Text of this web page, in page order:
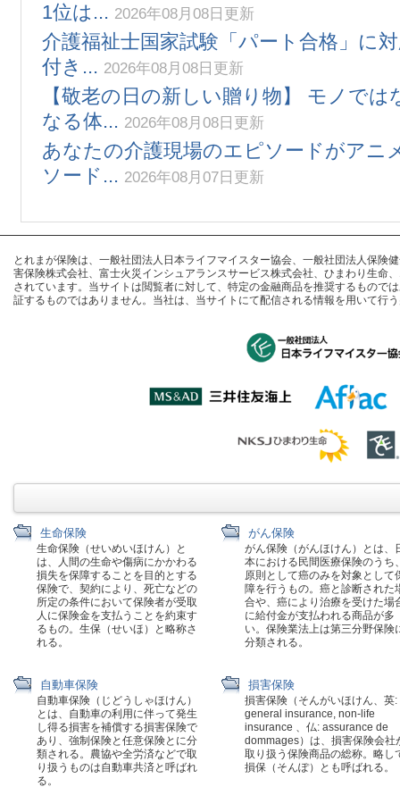
1位は... 2026年08月08日更新
介護福祉士国家試験「パート合格」に
付き... 2026年08月08日更新
【敬老の日の新しい贈り物】 モノで
なる体... 2026年08月08日更新
あなたの介護現場のエピソードがアニ
ソード... 2026年08月07日更新
とれまが保険は、一般社団法人日本ライフマイスター協会、一般社団法人保
害保険株式会社、富士火災インシュアランスサービス株式会社、ひまわり生命
されています。当サイトは閲覧者に対して、特定の金融商品を推奨するもので
証するものではありません。当社は、当サイトにて配信される情報を用いて行
生命保険
生命保険（せいめいほけん）と
は、人間の生命や傷病にかかわる
損失を保障することを目的とする
保険で、契約により、死亡などの
所定の条件において保険者が受取
人に保険金を支払うことを約束す
るもの。生保（せいほ）と略称さ
れる。
がん保険
がん保険（がんほけん）とは、
本における民間医療保険のうち
原則として癌のみを対象として
障を行うもの。癌と診断された
合や、癌により治療を受けた場
に給付金が支払われる商品が多
い。保険業法上は第三分野保険
分類される。
自動車保険
自動車保険（じどうしゃほけん）
とは、自動車の利用に伴って発生
し得る損害を補償する損害保険で
あり、強制保険と任意保険とに分
類される。農協や全労済などで取
り扱うものは自動車共済と呼ばれ
る。
損害保険
損害保険（そんがいほけん、英:
general insurance, non-life
insurance 、仏: assurance de
dommages）は、損害保険会社
取り扱う保険商品の総称。略し
損保（そんぽ）とも呼ばれる。